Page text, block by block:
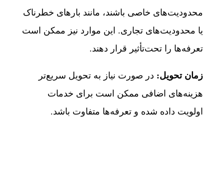
محدودیت‌های خاصی باشند، مانند بارهای خطرناک
یا محدودیت‌های تجاری. این موارد نیز ممکن است
تعرفه‌ها را تحت‌تأثیر قرار دهند.
زمان تحویل: در صورت نیاز به تحویل سریع‌تر
هزینه‌های اضافی ممکن است برای خدمات
اولویت داده شده و تعرفه‌ها متفاوت باشد.